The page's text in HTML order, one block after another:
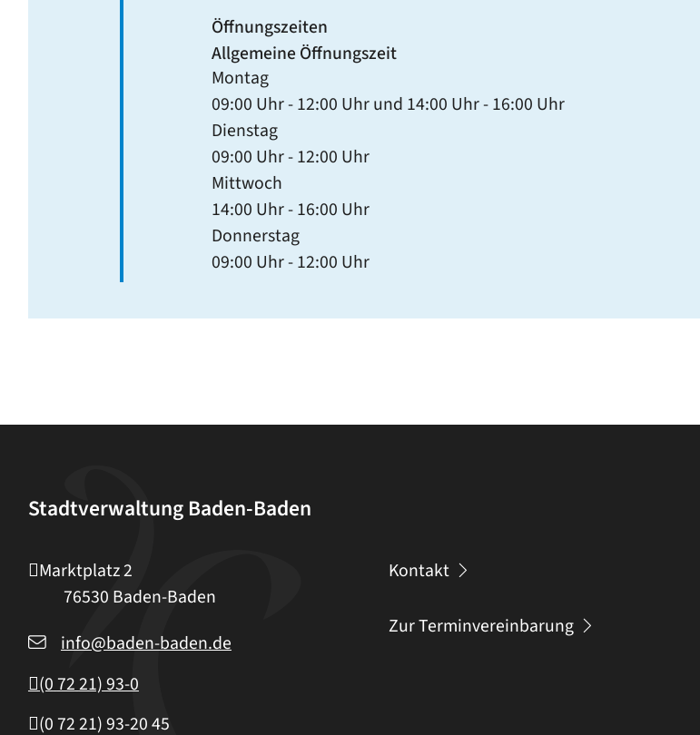
Öffnungszeiten
Allgemeine Öffnungszeit
Montag
09:00 Uhr-12:00 Uhrund 14:00 Uhr-16:00 Uhr
Dienstag
09:00 Uhr-12:00 Uhr
Mittwoch
14:00 Uhr-16:00 Uhr
Donnerstag
09:00 Uhr-12:00 Uhr
Stadtverwaltung Baden-Baden
Marktplatz 2
76530 Baden-Baden
info@baden-baden.de
(07221) 93-0
(0 7221) 93-2045
Kontakt
Zur Terminvereinbarung